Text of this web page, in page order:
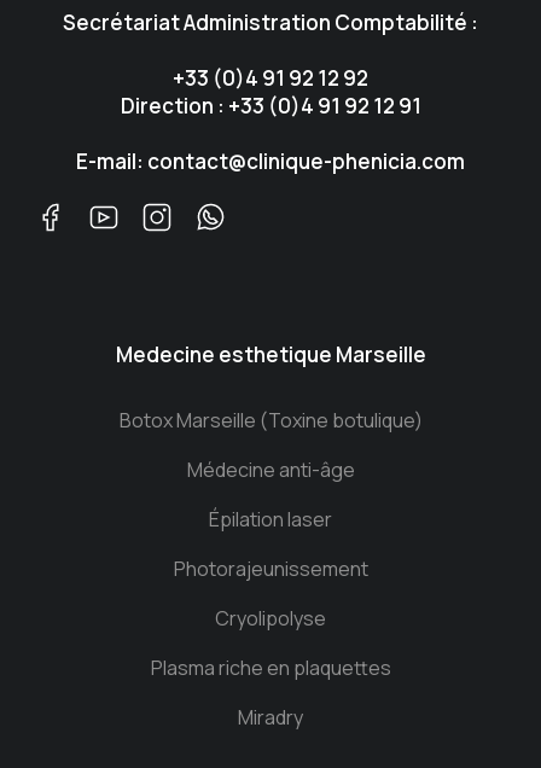
Secrétariat Administration Comptabilité :
+33 (0)4 91 92 12 92
Direction : +33 (0)4 91 92 12 91
E-mail: contact@clinique-phenicia.com
Medecine esthetique Marseille
Botox Marseille (Toxine botulique)
Médecine anti-âge
Épilation laser
Photorajeunissement
Cryolipolyse
Plasma riche en plaquettes
Miradry